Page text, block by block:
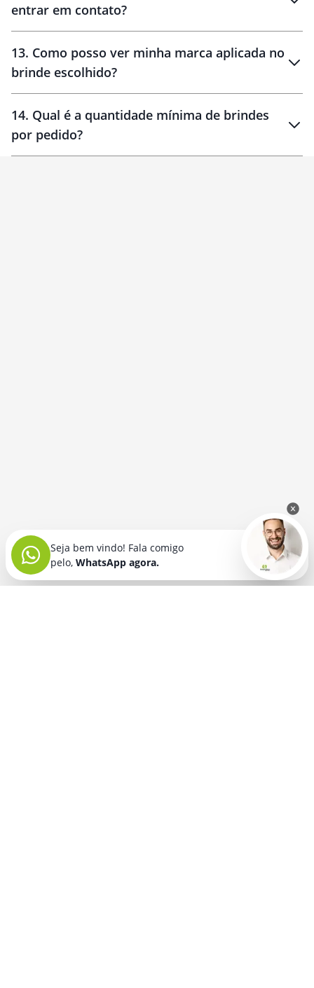
30 dias
entrar em contato?
13. Como posso ver minha marca aplicada no
brinde escolhido?
14. Qual é a quantidade mínima de brindes
por pedido?
Seja bem vindo! Fala comigo
pelo, WhatsApp agora.